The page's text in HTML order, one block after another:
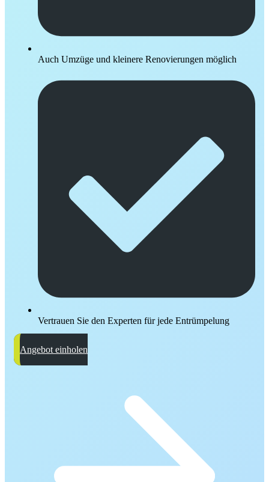
Auch Umzüge und kleinere Renovierungen möglich
Vertrauen Sie den Experten für jede Entrümpelung
Angebot einholen